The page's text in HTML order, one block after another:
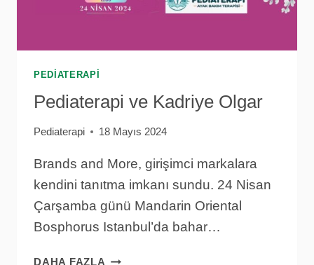
PEDIATERAPI
Pediaterapi ve Kadriye Olgar
Pediaterapi 18 Mayıs 2024
Brands and More, girişimci markalara
kendini tanıtma imkanı sundu. 24 Nisan
Çarşamba günü Mandarin Oriental
Bosphorus Istanbul’da bahar…
DAHA FAZLA PEDIATERAPI